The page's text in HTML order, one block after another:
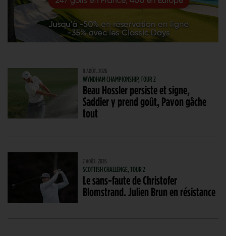
8 AOÛT. 2026
WYNDHAM CHAMPIONSHIP, TOUR 2
Beau Hossler persiste et signe,
Saddier y prend goût, Pavon gâche
tout
7 AOÛT. 2026
SCOTTISH CHALLENGE, TOUR 2
Le sans-faute de Christofer
Blomstrand. Julien Brun en résistance